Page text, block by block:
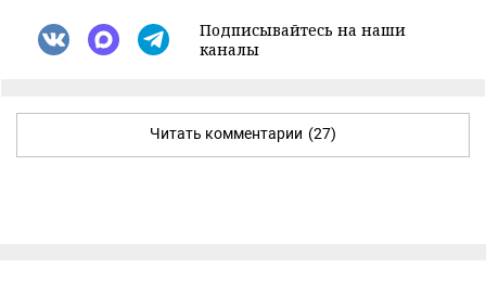
Подписывайтесь на наши
каналы
Читать комментарии (27)